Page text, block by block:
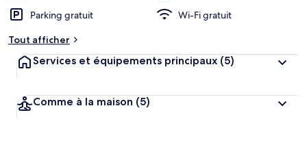
Parking gratuit
Wi-Fi gratuit
Tout afficher
Services et équipements principaux (5)
Comme à la maison (5)